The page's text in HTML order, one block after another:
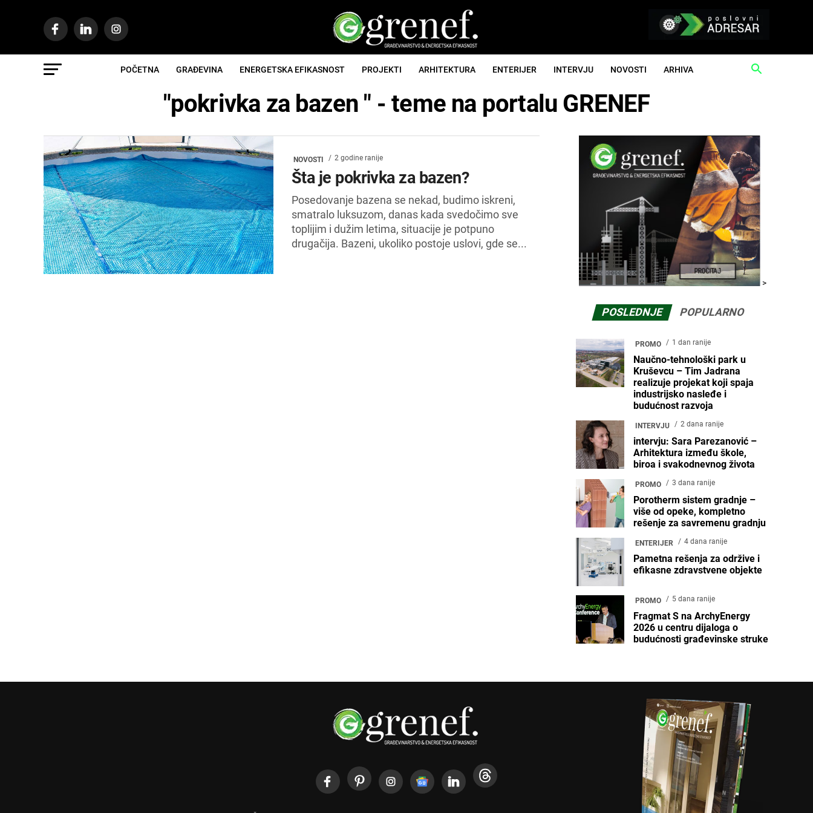
POČETNA GRAĐEVINA ENERGETSKA EFIKASNOST PROJEKTI ARHITEKTURA ENTERIJER INTERVJU NOVOSTI ARHIVA
"pokrivka za bazen " - teme na portalu GRENEF
NOVOSTI 2 godine ranije
Šta je pokrivka za bazen?
Posedovanje bazena se nekad, budimo iskreni,
smatralo luksuzom, danas kada svedočimo sve
toplijim i dužim letima, situacije je potpuno
drugačija. Bazeni, ukoliko postoje uslovi, gde se...
>
POSLEDNJE POPULARNO
PROMO 1 dan ranije
Naučno-tehnološki park u
Kruševcu – Tim Jadrana
realizuje projekat koji spaja
industrijsko nasleđe i
budućnost razvoja
INTERVJU 2 dana ranije
intervju: Sara Parezanović –
Arhitektura između škole,
biroa i svakodnevnog života
PROMO 3 dana ranije
Porotherm sistem gradnje –
više od opeke, kompletno
rešenje za savremenu gradnju
ENTERIJER 4 dana ranije
Pametna rešenja za održive i
efikasne zdravstvene objekte
PROMO 5 dana ranije
Fragmat S na ArchyEnergy
2026 u centru dijaloga o
budućnosti građevinske struke